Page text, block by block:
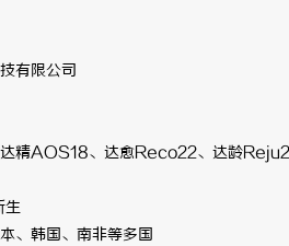
有限公司
精AOS18、达愈Reco22、达龄
生
、韩国、南非等多国